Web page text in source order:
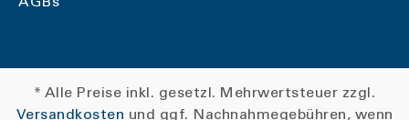
* Alle Preise inkl. gesetzl. Mehrwertsteuer zzgl.
Versandkosten und ggf. Nachnahmegebühren, wenn